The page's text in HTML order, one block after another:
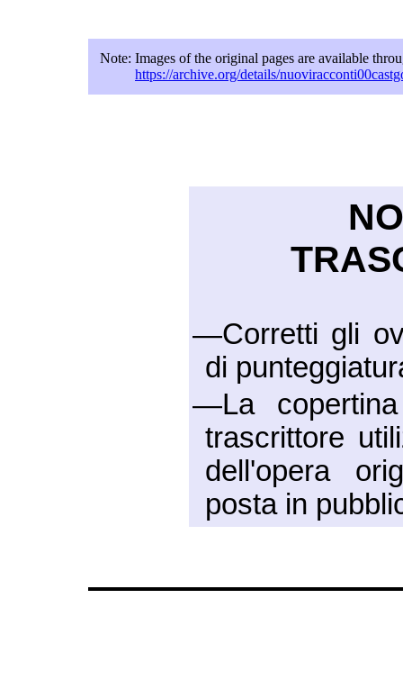
Note: Images of the original pages are available
https://archive.org/details/
—Corretti gli
di
—La
trascrittore
dell'opera
posta in